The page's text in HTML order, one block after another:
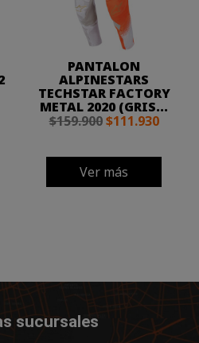
PANTALON
ALPINESTARS
TECHSTAR FACTORY
METAL 2020 (GRIS...
$159.900 $111.930
Ver más
sucursales